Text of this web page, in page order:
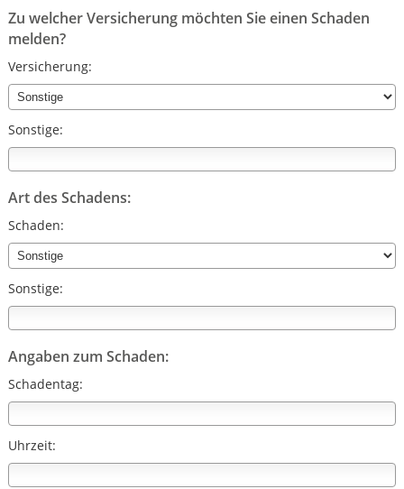
Zu welcher Versicherung möchten Sie einen Schaden
melden?
Versicherung:
Sonstige:
Art des Schadens:
Schaden:
Sonstige:
Angaben zum Schaden:
Schadentag:
Uhrzeit: